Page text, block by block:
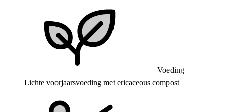
Voeding
Lichte voorjaarsvoeding met ericaceous compost